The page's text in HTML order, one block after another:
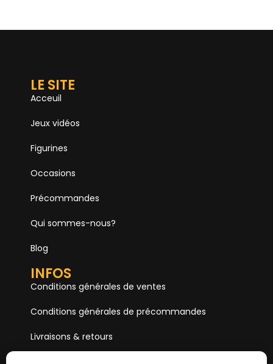
LE SITE
Acceuil
Jeux vidéos
Figurines
Occasions
Précommandes
Qui sommes-nous?
Blog
INFOS
Conditions générales de ventes
Conditions générales de précommandes
Livraisons & retours